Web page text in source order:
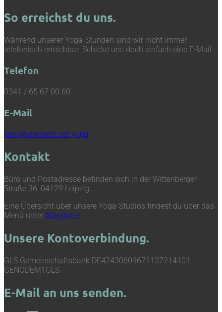
So erreichst du uns.
Während unserer Yoga-Stunden sind wir nicht immer
telefonisch erreichbar. Schicke uns doch einfach eine E-Mail.
Telefon
0341 / 65 67 00 60
E-Mail
hello@element-ost.yoga
Kontakt
Büro und Postadresse befinden sich in der Wittenberger
Straße 36, 04129 Leipzig.
Eine Übersicht über unsere Yoga-Studios findest du über das
Menü unter Standorte.
Unsere Kontoverbindung.
GLS Gemeinschaftsbank DE47430609671137214101
GENODEM1GLS
E-Mail an uns senden.